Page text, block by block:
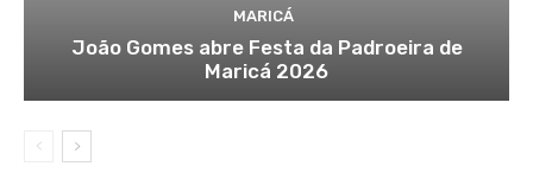
MARICÁ
João Gomes abre Festa da Padroeira de
Maricá 2026